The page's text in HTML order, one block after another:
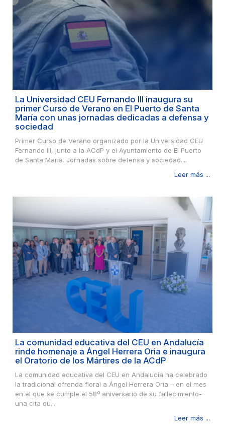
La Universidad CEU Fernando III inaugura su
primer Curso de Verano en El Puerto de Santa
María con unas jornadas dedicadas a defensa y
sociedad
Primer Curso de Verano organizado por la Universidad CEU
Fernando III, junto a la ACdP y el Ayuntamiento de El Puerto
de Santa María. Jornadas sobre defensa y sociedad....
Leer más ...
La comunidad educativa del CEU en Andalucía
rinde homenaje a Ángel Herrera Oria e inaugura
el Oratorio de los Mártires de la ACdP
La comunidad educativa del CEU en Andalucía ha celebrado
la tradicional ofrenda floral a Ángel Herrera Oria – en el mes
en el que se cumple el 58º aniversario de su fallecimiento-
una cita qu...
Leer más ...